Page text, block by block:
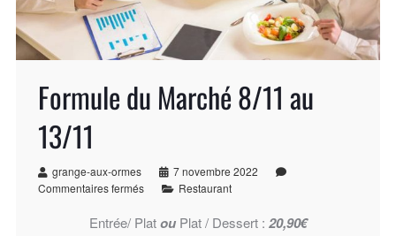
Formule du Marché 8/11 au
13/11
grange-aux-ormes
7 novembre 2022
Commentaires fermés
Restaurant
Entrée/ PlatouPlat / Dessert : 20,90€